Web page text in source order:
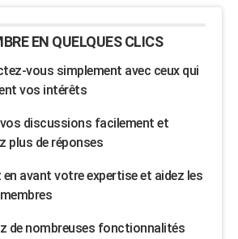
EN QUELQUES CLICS
vous simplement avec ceux qui
vos intérêts
discussions facilement et
plus de réponses
avant votre expertise et aidez les
de nombreuses fonctionnalités